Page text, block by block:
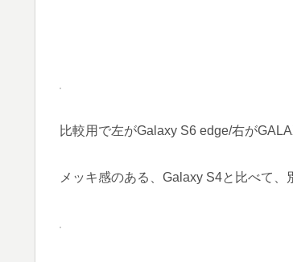
比較用で左がGalaxy S6 edge/右が
メッキ感のある、Galaxy S4と比べて